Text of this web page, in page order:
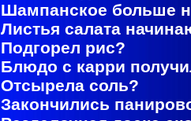
Шампанское больше
Листья салата
Подгорел рис?
Блюдо с карри
Отсырела соль?
Закончились